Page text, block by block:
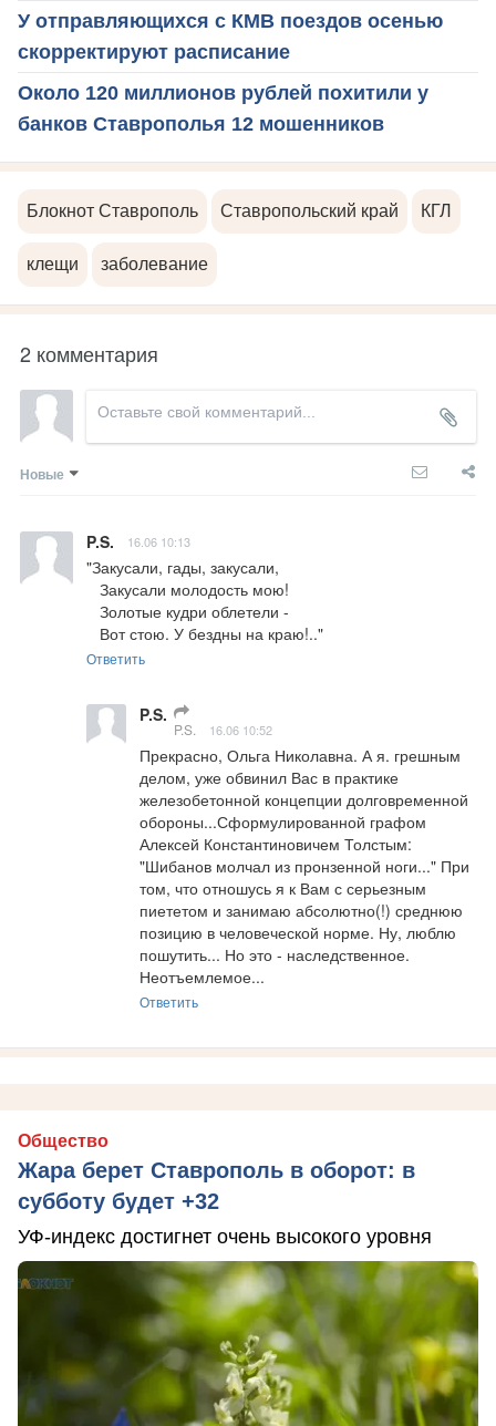
У отправляющихся с КМВ поездов осенью
скорректируют расписание
Около 120 миллионов рублей похитили у
банков Ставрополья 12 мошенников
Блокнот Ставрополь Ставропольский край КГЛ
клещи заболевание
2 комментария
Новые
P.S. 16.06 10:13
"Закусали, гады, закусали,
   Вот стою. У бездны на краю!.."
Ответить
P.S.
P.S. 16.06 10:52
Прекрасно, Ольга Николавна. А я. грешным
делом, уже обвинил Вас в практике
железобетонной концепции долговременной
обороны...Сформулированной графом
Алексей Константиновичем Толстым:
"Шибанов молчал из пронзенной ноги..." При
том, что отношусь я к Вам с серьезным
пиететом и занимаю абсолютно(!) среднюю
позицию в человеческой норме. Ну, люблю
пошутить... Но это - наследственное.
Неотъемлемое...
Ответить
Общество
Жара берет Ставрополь в оборот: в
субботу будет +32
УФ-индекс достигнет очень высокого уровня